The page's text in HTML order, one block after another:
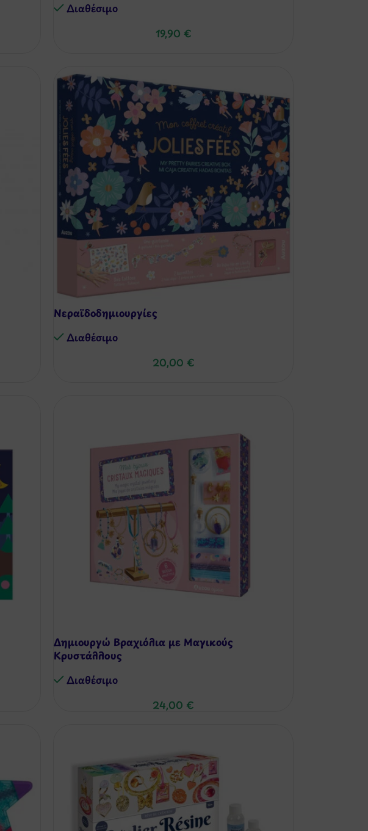
Διαθέσιμo
19,90 €
Νεραϊδοδημιουργίες
Διαθέσιμo
20,00 €
Δημιουργώ Βραχιόλια με Μαγικούς
Κρυστάλλους
Διαθέσιμo
24,00 €